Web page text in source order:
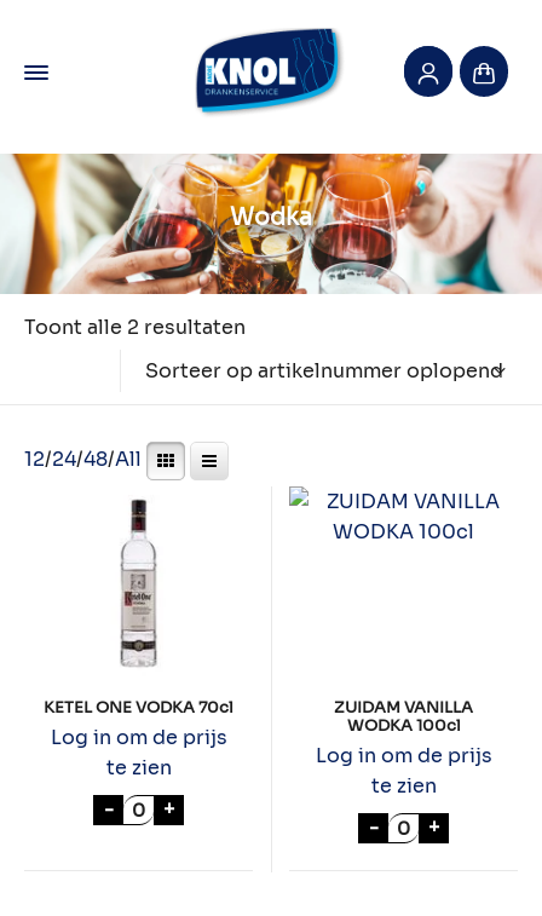
Wodka
Toont alle 2 resultaten
Sorteer op artikelnummer oplopend
12/24/48/All
KETEL ONE VODKA 70cl
Log in om de prijs
te zien
- KETEL ONE VODKA 70cl aantal
+
ZUIDAM VANILLA
WODKA 100cl
Log in om de prijs
te zien
- ZUIDAM
+